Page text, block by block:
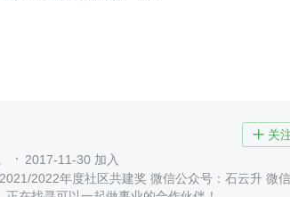
 关
2017-11-30 加入
2022年度社区共建奖 微信公众号：石云升 微信